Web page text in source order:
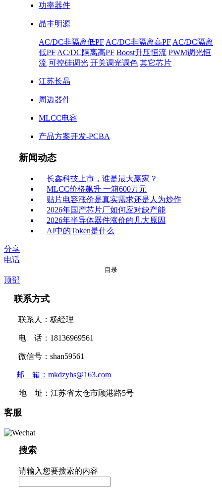
功率器件
晶丰明源
AC/DC非隔离低PF AC/DC非隔离高PF AC/DC隔离
低PF AC/DC隔离高PF Boost升压恒流 PWM调光恒
流 可控硅调光 开关调光调色 其它芯片
江苏长晶
周边器件
MLCC电容
产品方案开发-PCBA
新闻动态
长鑫科技上市，谁是最大赢家？
MLCC价格飙升 一箱600万元
贴片电容涨价是真实需求还是人为炒作
2026年国产芯片厂如何应对缺产能
2026年半导体器件涨价的几大原因
AI中的Token是什么
分享
电话
目录
顶部
联系方式
联系人：杨经理
电 话：18136969561
微信号：shan59561
邮 箱：mkdzyhs@163.com
地 址：江苏省太仓市顾港路5号
客服
搜索
请输入您要搜索的内容